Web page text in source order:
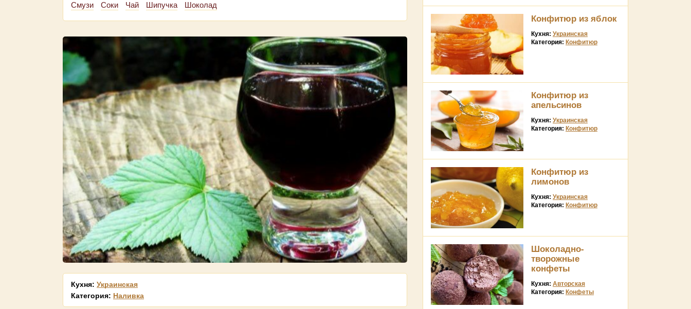
Смузи
Соки Чай Шипучка Шоколад
Кухня: Украинская
Категория: Наливка
Конфитюр из яблок
Кухня: Украинская
Категория: Конфитюр
Конфитюр из
апельсинов
Кухня: Украинская
Категория: Конфитюр
Конфитюр из
лимонов
Кухня: Украинская
Категория: Конфитюр
Шоколадно-
творожные
конфеты
Кухня: Авторская
Категория: Конфеты